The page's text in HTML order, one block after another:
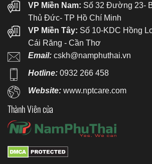
VP Miền Nam: Số 32 Đường 23-
Thủ Đức- TP Hồ Chí Minh
VP Miền Tây: Số 10-KDC Hồng
Cái Răng - Cần Thơ
Email: cskh@namphuthai.vn
Hotline: 0932 266 458
Website:www.nptcare.com
Thành Viên của